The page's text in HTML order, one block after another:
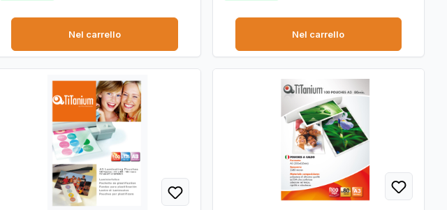
Nel carrello Nel carrello